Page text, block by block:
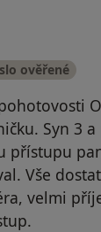
ověřené
Syn 3
přístupu
Vše
velmi